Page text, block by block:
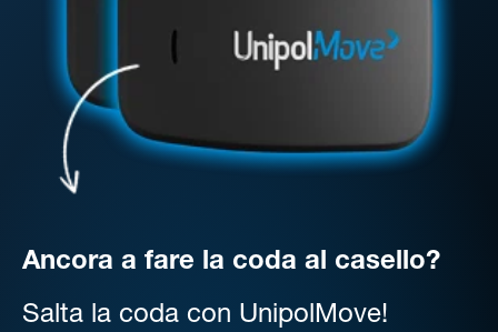
Ancora a fare la coda al casello?
Salta la coda con UnipolMove!